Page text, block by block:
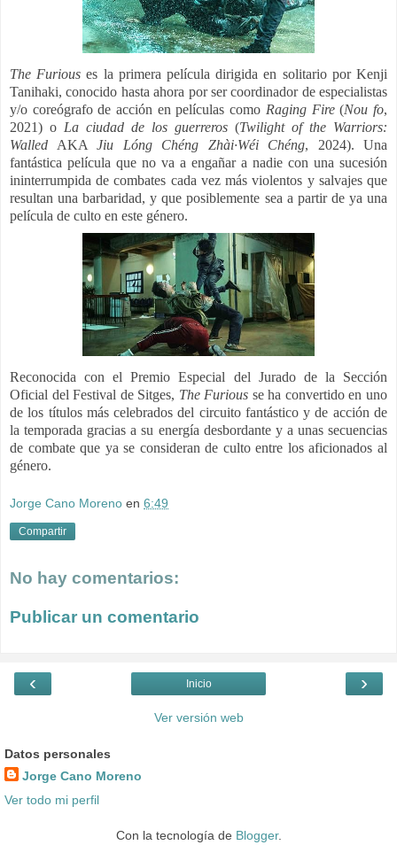
The Furious es la primera película dirigida en solitario por Kenji
Tanihaki, conocido hasta ahora por ser coordinador de especialistas
y/o coreógrafo de acción en películas como Raging Fire(Nou fo,
2021) o La ciudad de los guerreros (Twilight of the Warriors:
Walled AKA Jiu Lóng Chéng Zhài·Wéi Chéng, 2024). Una
fantástica película que no va a engañar a nadie con una sucesión
ininterrumpida de combates cada vez más violentos y salvajes que
resultan una barbaridad, y que posiblemente sea a partir de ya una
película de culto en este género.
Reconocida con el Premio Especial del Jurado de la Sección
Oficial del Festival de Sitges, The Furious se ha convertido en uno
de los títulos más celebrados del circuito fantástico y de acción de
la temporada gracias a su energía desbordante y a unas secuencias
de combate que ya se consideran de culto entre los aficionados al
género.
Jorge Cano Moreno en 6:49
Compartir
No hay comentarios:
Publicar un comentario
‹ ›
Inicio
Ver versión web
Datos personales
Jorge Cano Moreno
Ver todo mi perfil
Con la tecnología de Blogger.